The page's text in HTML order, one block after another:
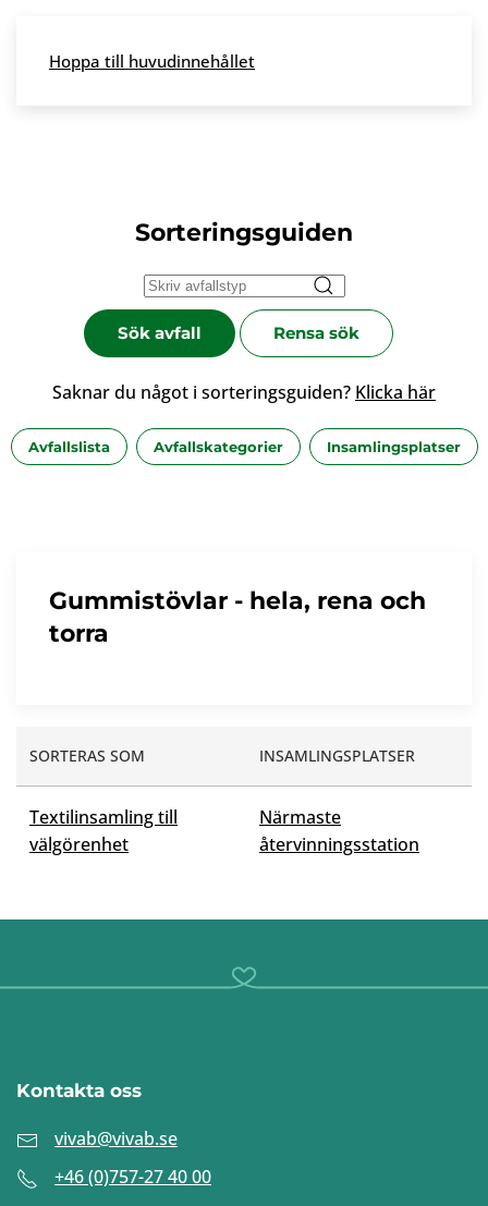
Skip to main content
Hoppa till huvudinnehållet
Sorteringsguiden
Sök avfall Rensa sök
Saknar du något i sorteringsguiden? Klicka här
Avfallslista Avfallskategorier Insamlingsplatser
Gummistövlar - hela, rena och
torra
SORTERAS SOM INSAMLINGSPLATSER
Textilinsamling till
välgörenhet
Närmaste
återvinningsstation
Kontakta oss
vivab@vivab.se
+46 (0)757-27 40 00